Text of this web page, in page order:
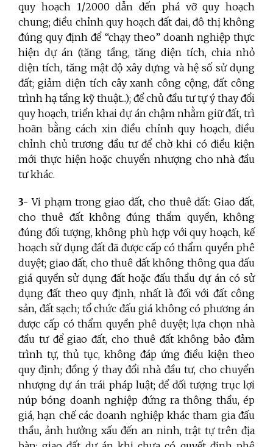
quy hoạch 1/2000 dẫn đến phá vỡ quy hoạch
chung; điều chỉnh quy hoạch đất đai, đô thị không
đúng quy định để “chạy theo” doanh nghiệp thực
hiện dự án (tăng tầng, tăng diện tích, chia nhỏ
diện tích, tăng mật độ xây dựng và hệ số sử dụng
đất; giảm diện tích cây xanh công cộng, đất công
trình hạ tầng kỹ thuật...); để chủ đầu tư tự ý thay đổi
quy hoạch, triển khai dự án chậm nhằm giữ đất, trì
hoãn bằng cách xin điều chỉnh quy hoạch, điều
chỉnh chủ trương đầu tư để chờ khi có điều kiện
mới thực hiện hoặc chuyển nhượng cho nhà đầu
tư khác.
3- Vi phạm trong giao đất, cho thuê đất: Giao đất,
cho thuê đất không đúng thẩm quyền, không
đúng đối tượng, không phù hợp với quy hoạch, kế
hoạch sử dụng đất đã được cấp có thẩm quyền phê
duyệt; giao đất, cho thuê đất không thông qua đấu
giá quyền sử dụng đất hoặc đấu thầu dự án có sử
dụng đất theo quy định, nhất là đối với đất công
sản, đất sạch; tổ chức đấu giá không có phương án
được cấp có thẩm quyền phê duyệt; lựa chọn nhà
đầu tư để giao đất, cho thuê đất không bảo đảm
trình tự, thủ tục, không đáp ứng điều kiện theo
quy định; đồng ý thay đổi nhà đầu tư, cho chuyển
nhượng dự án trái pháp luật; để đối tượng trục lợi
núp bóng doanh nghiệp đứng ra thông thầu, ép
giá, hạn chế các doanh nghiệp khác tham gia đấu
thầu, ảnh hưởng xấu đến an ninh, trật tự trên địa